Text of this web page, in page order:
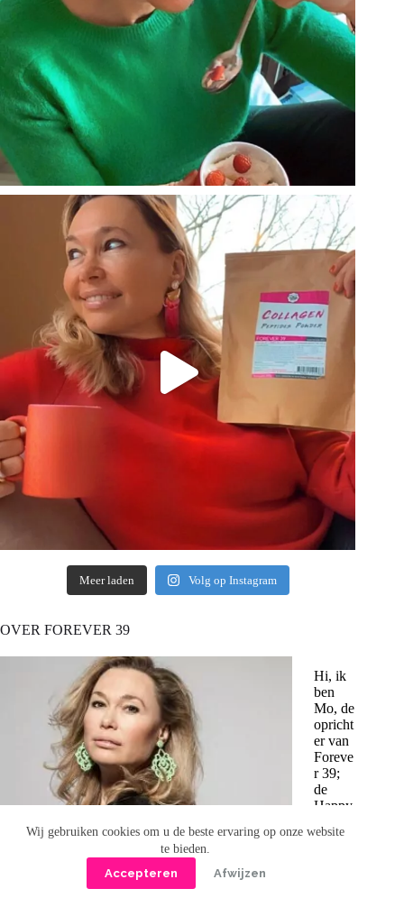
Wij gebruiken cookies om u de beste ervaring op onze website
te bieden.
Accepteren
Afwijzen
Meer laden Volg op Instagram
OVER FOREVER 39
Hi, ik
ben
Mo, de
opricht
er van
Foreve
r 39;
de
Happy
blog.
Hier vind je tips voor het (op een relaxte manier) krijgen van
de beste en mooiste versie van jezelf. Zowel van binnen als
van buiten. Ook hebben we ons eigen collageenpoeder: